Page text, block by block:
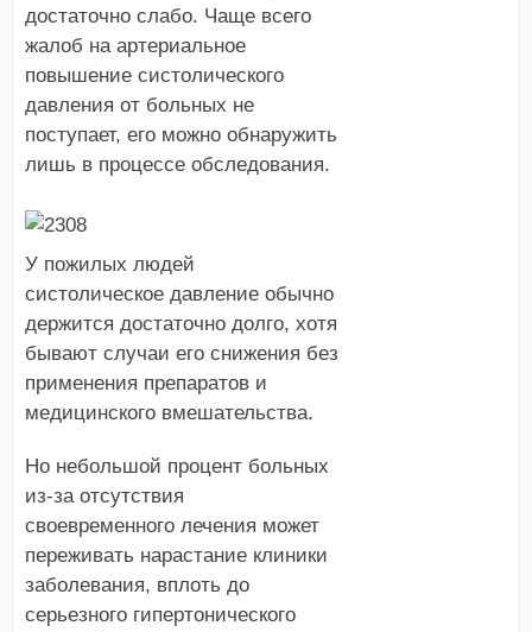
достаточно слабо. Чаще всего
жалоб на артериальное
повышение систолического
давления от больных не
поступает, его можно обнаружить
лишь в процессе обследования.
У пожилых людей
систолическое давление обычно
держится достаточно долго, хотя
бывают случаи его снижения без
применения препаратов и
медицинского вмешательства.
Но небольшой процент больных
из-за отсутствия
своевременного лечения может
переживать нарастание клиники
заболевания, вплоть до
серьезного гипертонического